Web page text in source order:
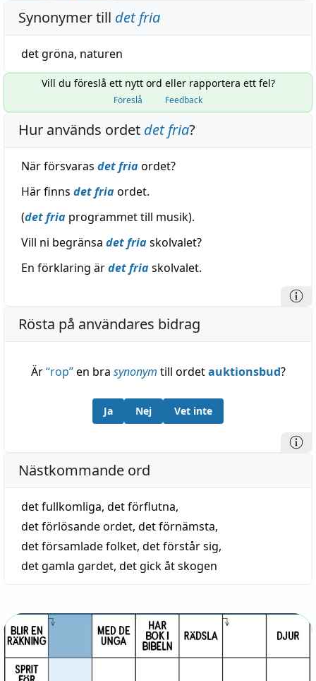
Synonymer till det fria
det gröna, naturen
Vill du föreslå ett nytt ord eller rapportera ett fel?
Föreslå Feedback
Hur används ordet det fria?
När försvaras det friaordet?
Här finns det friaordet.
(det fria programmet till musik).
Vill ni begränsa det friaskolvalet?
En förklaring ärdet friaskolvalet.
Rösta på användares bidrag
Är“rop”en bra synonym till ordetauktionsbud?
Ja Nej Vet inte
Nästkommande ord
det fullkomliga, det förflutna,
det förlösande ordet, det förnämsta,
det församlade folket, det förstår sig,
det gamla gardet, det gick åt skogen